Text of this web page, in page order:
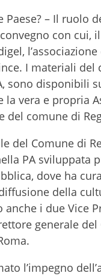
– Il ruolo
con cui,
I materiali del
sono disponibili
la vera e propria
del comune di
del Comune di
PA sviluppata
dove ha
della
anche i due
generale
l’impegno